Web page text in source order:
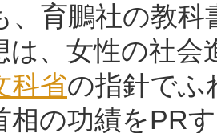
育鵬社の教科
は、女性の社
科省の指針でふ
相の功績をPR